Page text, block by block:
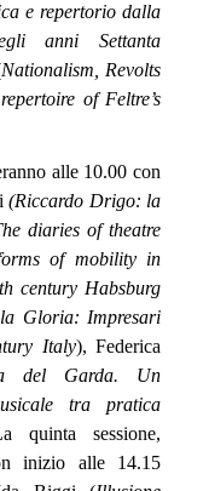
e repertorio dalla
anni Settanta
Nationalism, Revolts
of Feltre’s
alle 10.00 con
(Riccardo Drigo: la
diaries of theatre
of mobility in
century Habsburg
Gloria: Impresari
Italy), Federica
del Garda. Un
tra pratica
quinta sessione,
inizio alle 14.15